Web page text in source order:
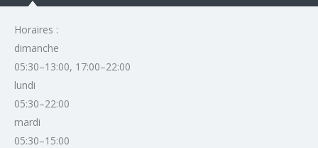
Horaires :
dimanche
05:30–13:00, 17:00–22:00
lundi
05:30–22:00
mardi
05:30–15:00